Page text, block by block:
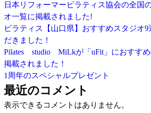
日本リフォーマーピラティス協会の全国
オ一覧に掲載されました!
ピラティス【山口県】おすすめスタジオ
だきました！
Pilates studio MiLkが「uFit」におすすめ
掲載されました！
1周年のスペシャルプレゼント
最近のコメント
表示できるコメントはありません。